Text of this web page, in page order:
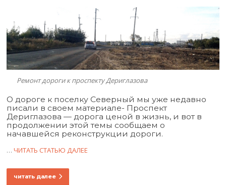
Ремонт дороги к проспекту Дериглазова
О дороге к поселку Северный мы уже недавно
писали в своем материале- Проспект
Дериглазова — дорога ценой в жизнь, и вот в
продолжении этой темы сообщаем о
начавшейся реконструкции дороги.
…ЧИТАТЬ СТАТЬЮ ДАЛЕЕ
читать далее